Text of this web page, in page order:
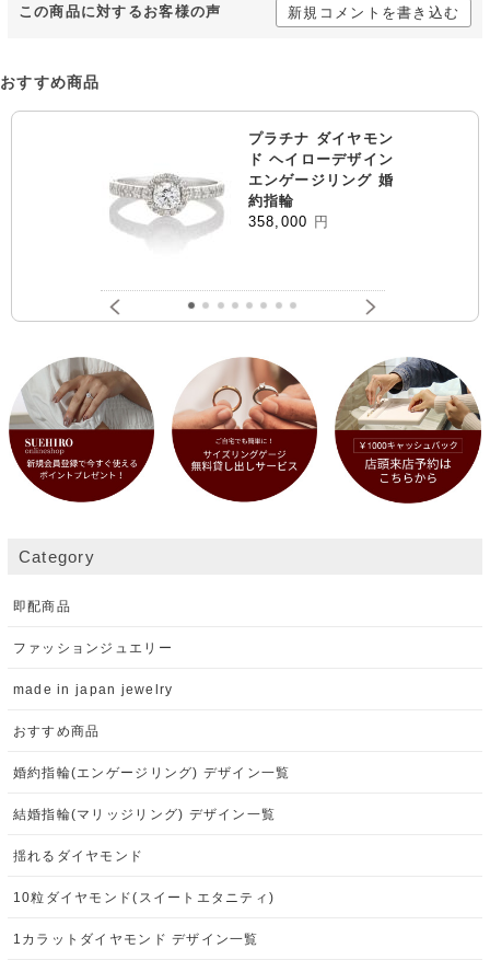
この商品に対するお客様の声 新規コメントを書き込む
おすすめ商品
プラチナ ダイヤモン
ド ヘイローデザイン
エンゲージリング 婚
約指輪
358,000 円
Category
即配商品
ファッションジュエリー
made in japan jewelry
おすすめ商品
婚約指輪(エンゲージリング) デザイン一覧
結婚指輪(マリッジリング) デザイン一覧
揺れるダイヤモンド
10粒ダイヤモンド(スイートエタニティ)
1カラットダイヤモンド デザイン一覧